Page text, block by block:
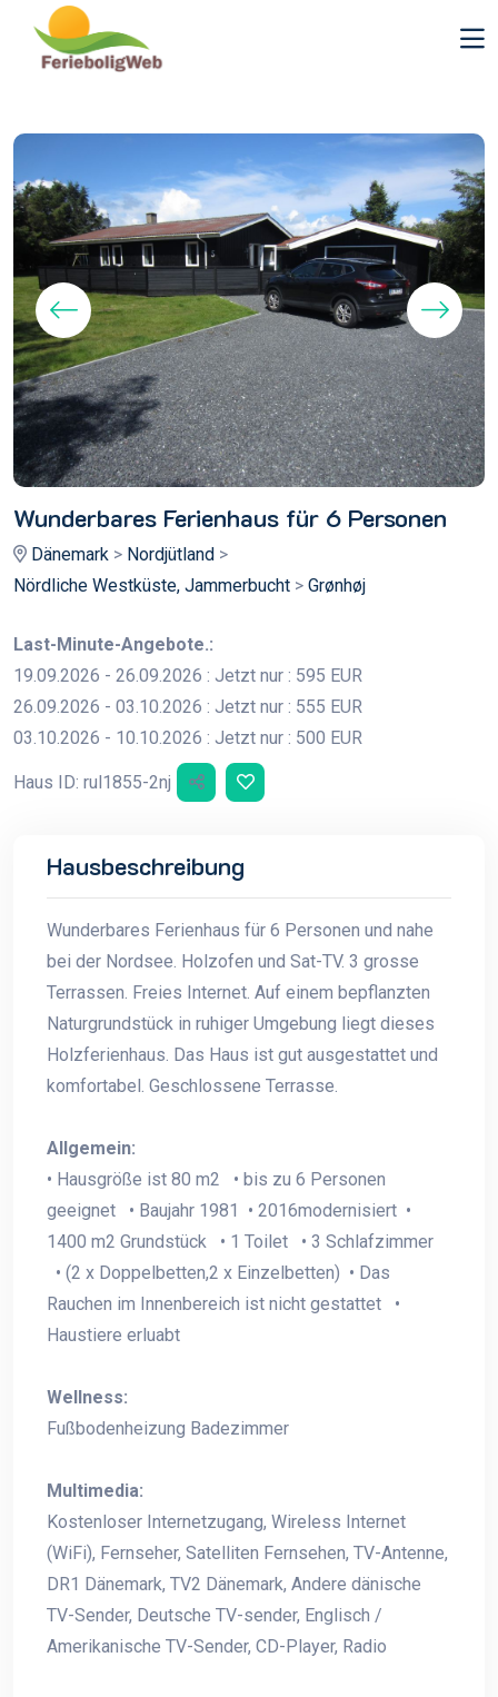
Wunderbares Ferienhaus für 6 Personen
Dänemark > Nordjütland >
Nördliche Westküste, Jammerbucht > Grønhøj
Last-Minute-Angebote.:
19.09.2026 - 26.09.2026 : Jetzt nur : 595 EUR
26.09.2026 - 03.10.2026 : Jetzt nur : 555 EUR
03.10.2026 - 10.10.2026 : Jetzt nur : 500 EUR
Haus ID: rul1855-2nj
Hausbeschreibung
Wunderbares Ferienhaus für 6 Personen und nahe
bei der Nordsee. Holzofen und Sat-TV. 3 grosse
Terrassen. Freies Internet. Auf einem bepflanzten
Naturgrundstück in ruhiger Umgebung liegt dieses
Holzferienhaus. Das Haus ist gut ausgestattet und
komfortabel. Geschlossene Terrasse.
Allgemein:
• Hausgröße ist 80 m2 • bis zu 6 Personen
geeignet • Baujahr 1981 • 2016modernisiert •
1400 m2 Grundstück • 1 Toilet • 3 Schlafzimmer
• (2 x Doppelbetten,2 x Einzelbetten) • Das
Rauchen im Innenbereich ist nicht gestattet •
Haustiere erluabt
Wellness:
Fußbodenheizung Badezimmer
Multimedia:
Kostenloser Internetzugang, Wireless Internet
(WiFi), Fernseher, Satelliten Fernsehen, TV-Antenne,
DR1 Dänemark, TV2 Dänemark, Andere dänische
TV-Sender, Deutsche TV-sender, Englisch /
Amerikanische TV-Sender, CD-Player, Radio